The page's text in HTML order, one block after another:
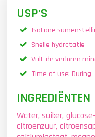
USP'S
Isotone
Snelle hydratatie
Vult de verloren
Time of use: During
INGREDIËNTEN
Water, suiker,
citroenzuur,